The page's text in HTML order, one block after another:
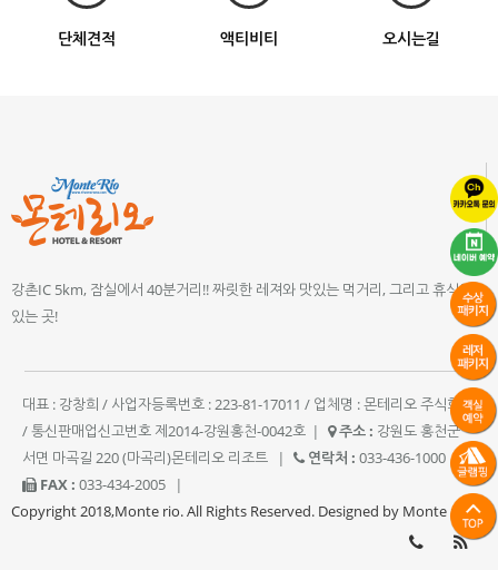
단체견적 액티비티 오시는길
강촌IC 5km, 잠실에서 40분거리!! 짜릿한 레져와 맛있는 먹거리, 그리고 휴식이
있는 곳!
대표 : 강창희 / 사업자등록번호 : 223-81-17011 / 업체명 : 몬테리오 주식회사
/ 통신판매업신고번호 제2014-강원홍천-0042호 | 주소 : 강원도 홍천군
서면 마곡길 220 (마곡리)몬테리오 리조트
| 연락처 : 033-436-1000
|
FAX : 033-434-2005
|
Copyright 2018,Monte rio. All Rights Reserved. Designed by Monte rio.